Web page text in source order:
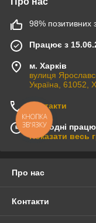
98% позитивних з
Працює з
м. Харків
вулиця
Україна, 61052,
Контакти
Сьогодні
Показати весь
Про нас
Контакти
КНОПКА
ЗВ'ЯЗКУ